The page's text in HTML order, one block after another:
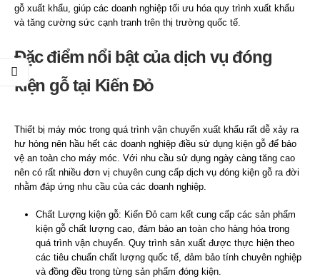
gỗ xuất khẩu, giúp các doanh nghiệp tối ưu hóa quy trình xuất khẩu
và tăng cường sức cạnh tranh trên thị trường quốc tế.
Đặc điểm nổi bật của dịch vụ đóng
kiện gỗ tại Kiến Đỏ
Thiết bị máy móc trong quá trình vận chuyển xuất khẩu rất dễ xảy ra
hư hỏng nên hầu hết các doanh nghiệp điều sử dụng kiện gỗ để bảo
vệ an toàn cho máy móc. Với nhu cầu sử dụng ngày càng tăng cao
nên có rất nhiều đơn vị chuyên cung cấp dịch vụ đóng kiện gỗ ra đời
nhằm đáp ứng nhu cầu của các doanh nghiệp.
Chất Lượng kiện gỗ: Kiến Đỏ cam kết cung cấp các sản phẩm
kiện gỗ chất lượng cao, đảm bảo an toàn cho hàng hóa trong
quá trình vận chuyển. Quy trình sản xuất được thực hiện theo
các tiêu chuẩn chất lượng quốc tế, đảm bảo tính chuyên nghiệp
và đồng đều trong từng sản phẩm đóng kiện.